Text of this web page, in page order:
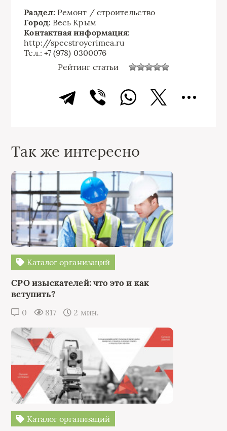
Раздел: Ремонт / строительство
Город: Весь Крым
Контактная информация:
http://specstroycrimea.ru
Тел.: +7 (978) 0300076
Рейтинг статьи
Так же интересно
Каталог организаций
СРО изыскателей: что это и как
вступить?
0 817 2 мин.
Каталог организаций